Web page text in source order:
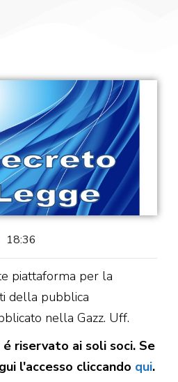
18:36
piattaforma per la
della pubblica
nella Gazz. Uff.
riservato ai soli soci. Se
l'accesso cliccando qui.